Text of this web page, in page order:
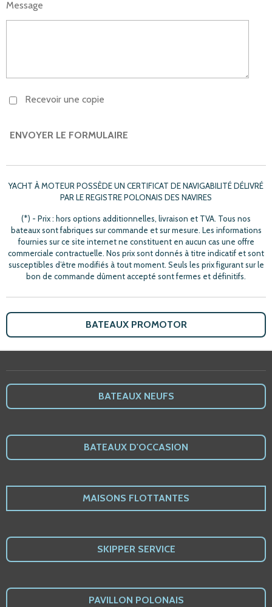
Message
Recevoir une copie
ENVOYER LE FORMULAIRE
YACHT À MOTEUR POSSÈDE UN CERTIFICAT DE NAVIGABILITÉ DÉLIVRÉ
PAR LE REGISTRE POLONAIS DES NAVIRES
(*) - Prix: hors options additionnelles, livraison et TVA. Tous nos
bateaux sont fabriques sur commande et sur mesure. Les informations
fournies sur ce site internet ne constituent en aucun cas une offre
commerciale contractuelle. Nos prix sont donnés à titre indicatif et sont
susceptibles d’être modifiés à tout moment. Seuls les prix figurant sur le
bon de commande dûment accepté sont fermes et définitifs.
BATEAUX PROMOTOR
BATEAUX NEUFS
BATEAUX D'OCCASION
MAISONS FLOTTANTES
SKIPPER SERVICE
PAVILLON POLONAIS